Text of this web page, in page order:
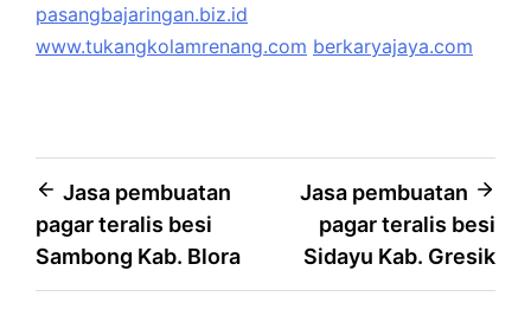
pasangbajaringan.biz.id
www.tukangkolamrenang.com berkaryajaya.com
Post
navigation
Jasa pembuatan
pagar teralis besi
Sambong Kab. Blora
Jasa pembuatan
pagar teralis besi
Sidayu Kab. Gresik